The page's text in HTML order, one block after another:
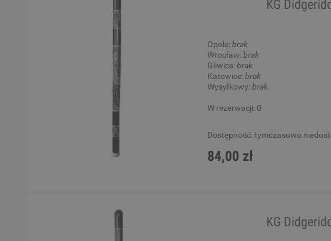
KG
Opole:brak
Wrocław:brak
Gliwice:brak
Katowice:brak
Wysyłkowy:brak
W rezerwacji: 0
Dostępność: tymczasowo
84,00 zł
KG